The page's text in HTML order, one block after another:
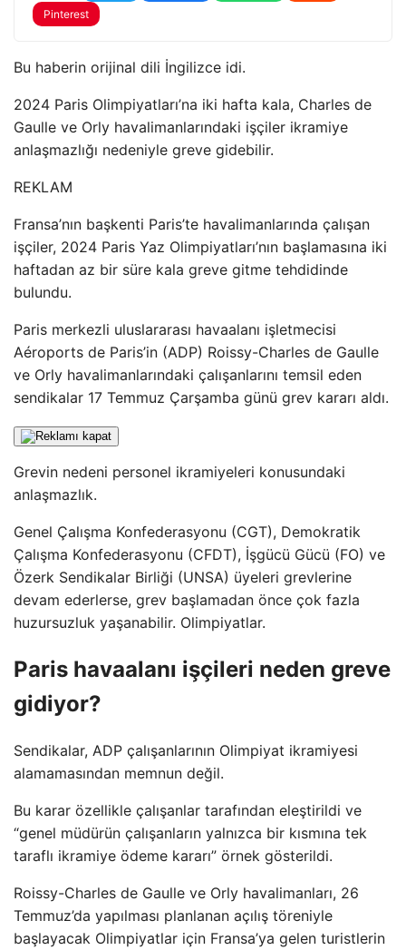
Pinterest
Bu haberin orijinal dili İngilizce idi.
2024 Paris Olimpiyatları’na iki hafta kala, Charles de
Gaulle ve Orly havalimanlarındaki işçiler ikramiye
anlaşmazlığı nedeniyle greve gidebilir.
REKLAM
Fransa’nın başkenti Paris’te havalimanlarında çalışan
işçiler, 2024 Paris Yaz Olimpiyatları’nın başlamasına iki
haftadan az bir süre kala greve gitme tehdidinde
bulundu.
Paris merkezli uluslararası havaalanı işletmecisi
Aéroports de Paris’in (ADP) Roissy-Charles de Gaulle
ve Orly havalimanlarındaki çalışanlarını temsil eden
sendikalar 17 Temmuz Çarşamba günü grev kararı aldı.
Grevin nedeni personel ikramiyeleri konusundaki
anlaşmazlık.
Genel Çalışma Konfederasyonu (CGT), Demokratik
Çalışma Konfederasyonu (CFDT), İşgücü Gücü (FO) ve
Özerk Sendikalar Birliği (UNSA) üyeleri grevlerine
devam ederlerse, grev başlamadan önce çok fazla
huzursuzluk yaşanabilir. Olimpiyatlar.
Paris havaalanı işçileri neden greve
gidiyor?
Sendikalar, ADP çalışanlarının Olimpiyat ikramiyesi
alamamasından memnun değil.
Bu karar özellikle çalışanlar tarafından eleştirildi ve
“genel müdürün çalışanların yalnızca bir kısmına tek
taraflı ikramiye ödeme kararı” örnek gösterildi.
Roissy-Charles de Gaulle ve Orly havalimanları, 26
Temmuz’da yapılması planlanan açılış töreniyle
başlayacak Olimpiyatlar için Fransa’ya gelen turistlerin